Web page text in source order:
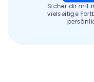
Sicher dir mit
vielseitige